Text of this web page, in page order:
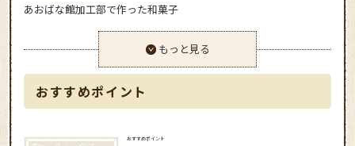
あおばな館加工部で作った和菓子
もっと見る
おすすめポイント
おすすめポイント